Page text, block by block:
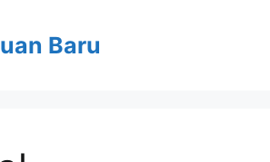
Baru